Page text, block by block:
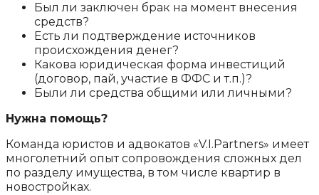
Был ли заключен брак на момент внесения
средств?
Есть ли подтверждение источников
происхождения денег?
Какова юридическая форма инвестиций
(договор, пай, участие в ФФС и т.п.)?
Были ли средства общими или личными?
Нужна помощь?
Команда юристов и адвокатов «V.I.Partners» имеет
многолетний опыт сопровождения сложных дел
по разделу имущества, в том числе квартир в
новостройках.